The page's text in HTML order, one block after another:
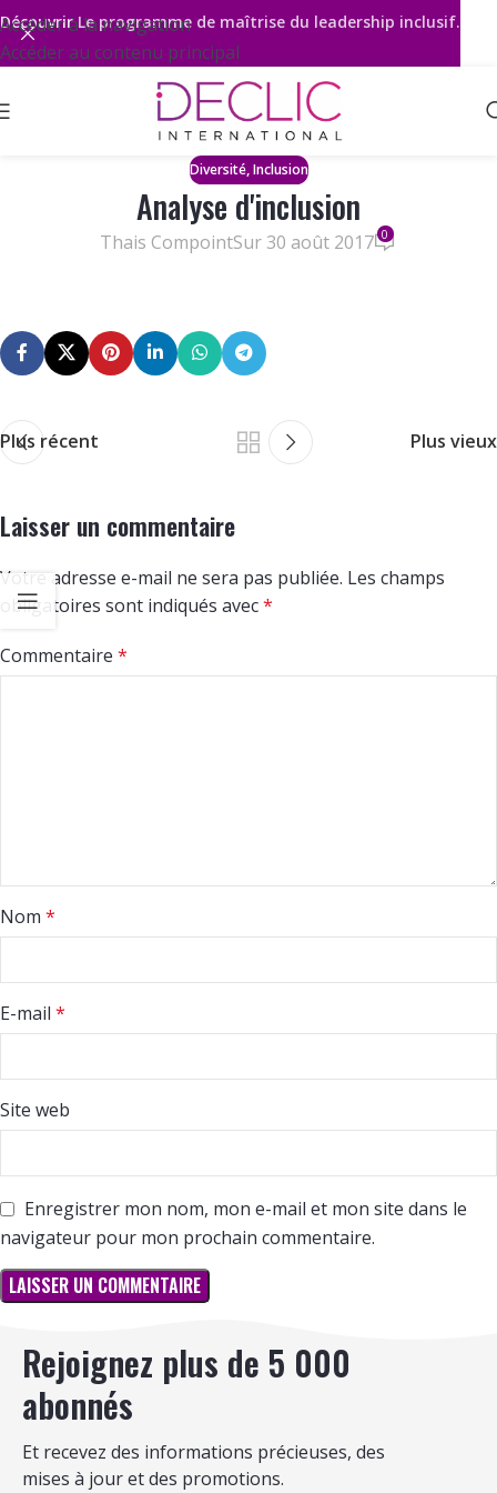
Accéder à la navigation
Accéder au contenu principal
Diversité,Inclusion
Analyse d'inclusion
Thais CompointSur 30 août 2017 0
Plus récent Plus vieux
Laisser un commentaire
Votre adresse e-mail ne sera pas publiée. Les champs
obligatoires sont indiqués avec*
Commentaire *
Nom *
E-mail *
Site web
Enregistrer mon nom, mon e-mail et mon site dans le
navigateur pour mon prochain commentaire.
Rejoignez plus de 5 000
abonnés
Et recevez des informations précieuses, des
mises à jour et des promotions.
DécouvrirLe programme de maîtrise du leadership inclusif.